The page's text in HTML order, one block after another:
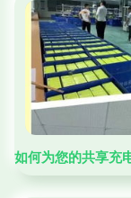
如何为您的共享充